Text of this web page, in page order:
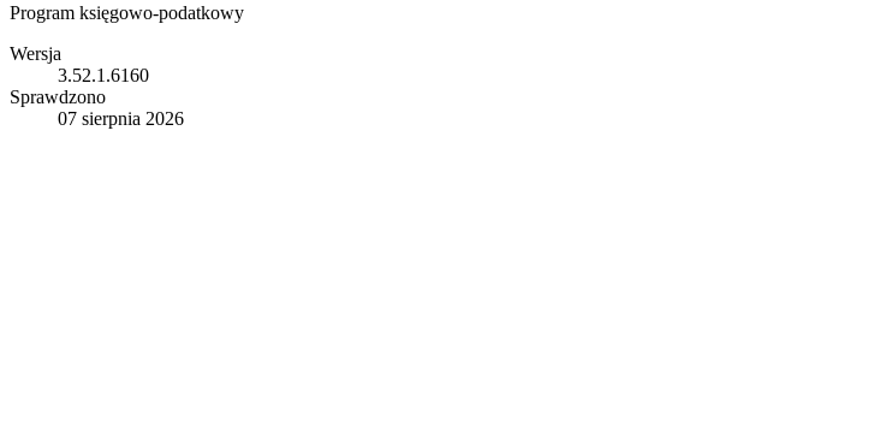
Program księgowo-podatkowy
Wersja
3.52.1.6160
Sprawdzono
07 sierpnia 2026